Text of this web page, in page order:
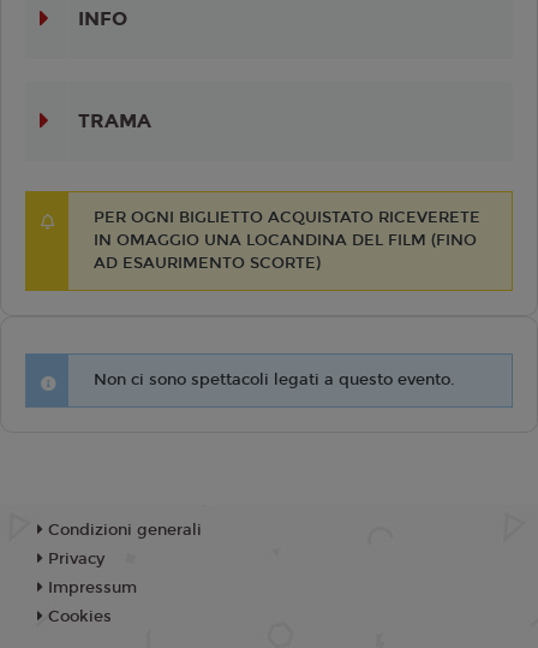
INFO
TRAMA
PER OGNI BIGLIETTO ACQUISTATO RICEVERETE
IN OMAGGIO UNA LOCANDINA DEL FILM (FINO
AD ESAURIMENTO SCORTE)
Non ci sono spettacoli legati a questo evento.
Condizioni generali
Privacy
Impressum
Cookies